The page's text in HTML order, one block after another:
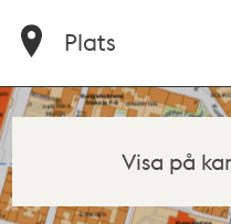
Plats
Visa på